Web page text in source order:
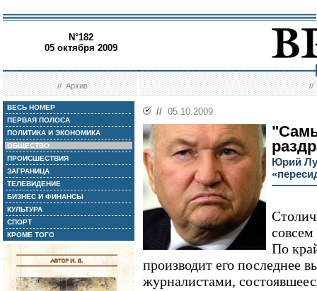
N°182
05 октября 2009
//Архив //
ВЕСЬ НОМЕР
ПЕРВАЯ ПОЛОСА
ПОЛИТИКА И ЭКОНОМИКА
ОБЩЕСТВО
ПРОИСШЕСТВИЯ
ЗАГРАНИЦА
ТЕЛЕВИДЕНИЕ
БИЗНЕС И ФИНАНСЫ
КУЛЬТУРА
СПОРТ
КРОМЕ ТОГО
// 05.10.2009
Юрий
По
производит его последнее
журналистами,